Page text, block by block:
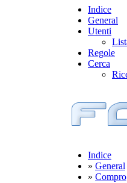
Indice
General
Utenti
Regole
Cerca
Indice
» General
»